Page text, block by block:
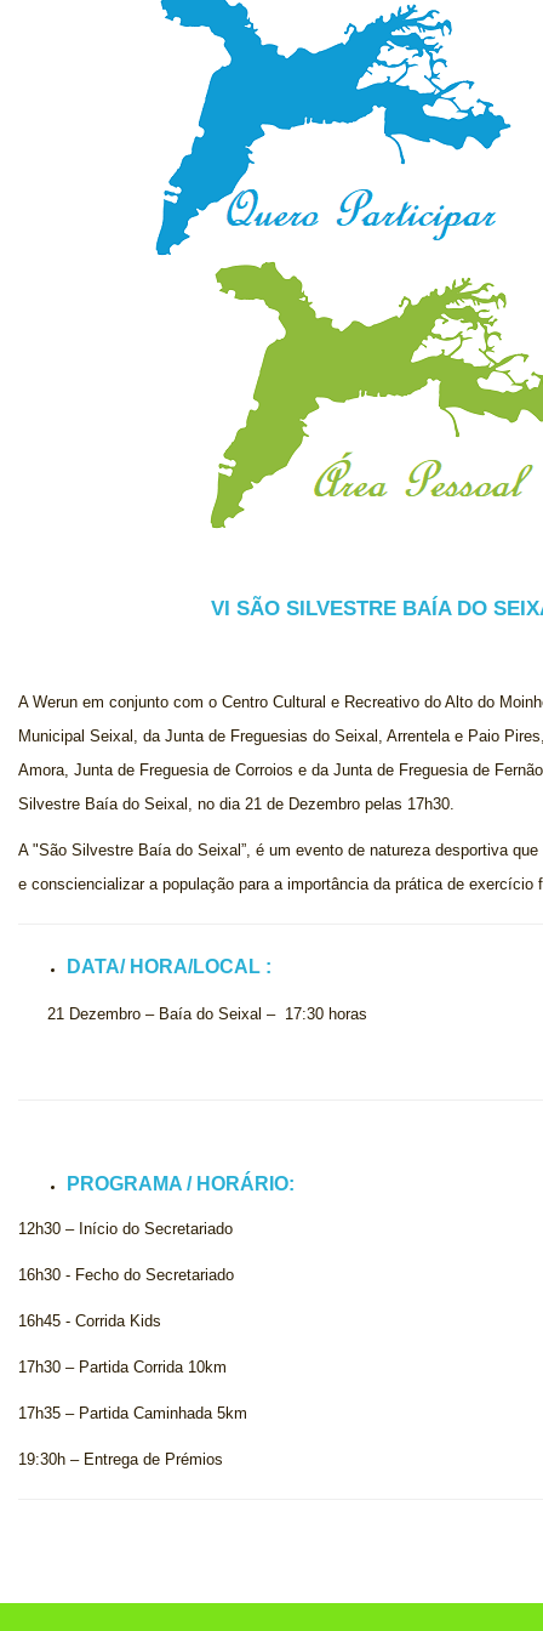
VI SÃO SILVESTRE BAÍA DO
A Werun em conjunto com o Centro Cultural e Recreativo do Alto do
Municipal Seixal, da Junta de Freguesias do Seixal, Arrentela e Paio
Amora, Junta de Freguesia de Corroios e da Junta de Freguesia de
Silvestre Baía do Seixal, no dia 21 de Dezembro pelas 17h30.
A "São Silvestre Baía do Seixal”, é um evento de natureza desportiva
e consciencializar a população para a importância da prática de
DATA/ HORA/LOCAL :
21 Dezembro – Baía do Seixal – 17:30 horas
PROGRAMA / HORÁRIO:
12h30 – Início do Secretariado
16h30 - Fecho do Secretariado
16h45 - Corrida Kids
17h30 – Partida Corrida 10km
17h35 – Partida Caminhada 5km
19:30h – Entrega de Prémios